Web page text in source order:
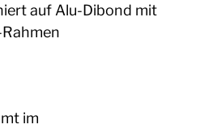
auf Alu-Dibond mit
im